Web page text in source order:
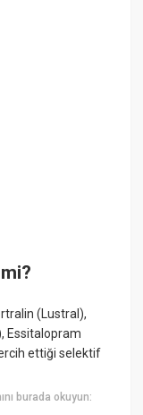
(Lustral),
Essitalopram
ettiği selektif
burada okuyun: